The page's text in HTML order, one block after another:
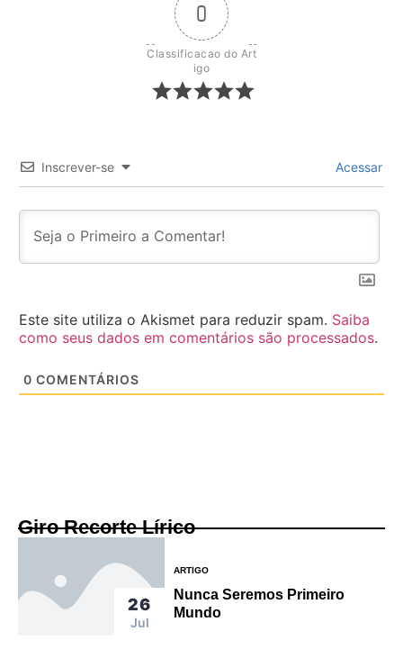
0
Classificacao do Art
igo
Inscrever-se Acessar
Este site utiliza o Akismet para reduzir spam. Saiba
como seus dados em comentários são processados.
0 COMENTÁRIOS
Giro Recorte Lírico
26
Jul
ARTIGO
Nunca Seremos Primeiro
Mundo